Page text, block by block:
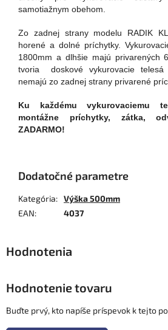
samotiažnym obehom.
Zo zadnej strany modelu RADIK
horené a dolné príchytky.
1800mm a dlhšie majú privarených
tvoria doskové vykurovacie telesá
nemajú zo zadnej strany privarené
Ku každému vykurovaciemu
montážne príchytky, zátka,
ZADARMO!
Dodatočné parametre
Kategória: Výška 500mm
EAN: 4037
Hodnotenie tovaru
Buďte prvý, kto napíše príspevok k tejto